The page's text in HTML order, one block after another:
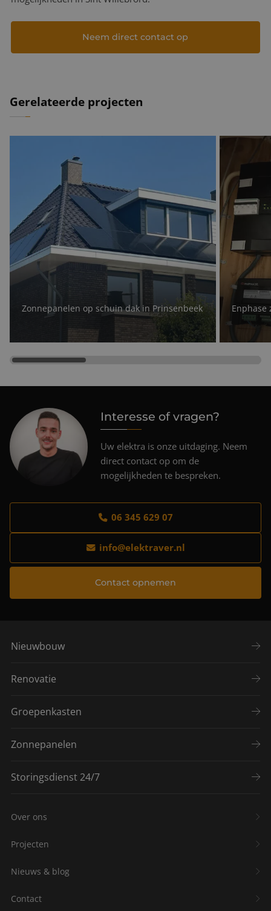
Neem direct contact op
Gerelateerde projecten
Zonnepanelen op schuin dak in Prinsenbeek Enphase
Interesse of vragen?
Uw elektra is onze uitdaging. Neem
direct contact op om de
mogelijkheden te bespreken.
06 345 629 07
info@elektraver.nl
Contact opnemen
Nieuwbouw
Renovatie
Groepenkasten
Zonnepanelen
Storingsdienst 24/7
Over ons
Projecten
Nieuws & blog
Contact